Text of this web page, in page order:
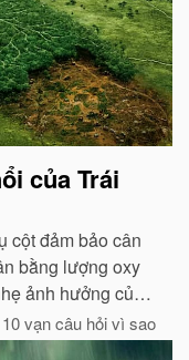
của Trái
cột đảm bảo cân
bằng lượng oxy
ảnh hưởng của
làm trong sạch
10 vạn câu hỏi vì sao